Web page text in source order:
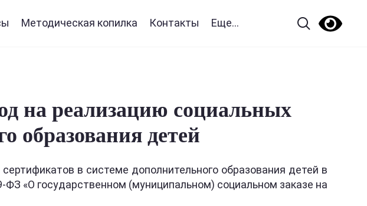
Методическая копилка Контакты Еще...
на реализацию социальных
образования детей
в системе дополнительного образования детей в
«О государственном (муниципальном) социальном заказе на